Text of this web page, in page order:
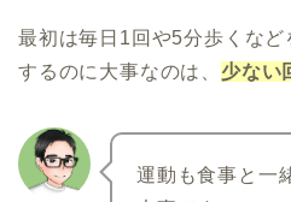
最初は毎日1回や5分歩くな
するのに大事なのは、 少ない
運動も食事と一